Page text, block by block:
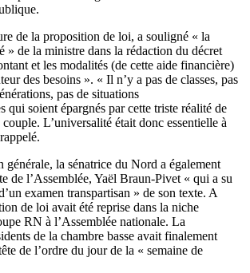
de la proposition de loi, a souligné « la
» de la ministre dans la rédaction du décret
et les modalités (de cette aide financière)
des besoins ». « Il n’y a pas de classes, pas
pas de situations
qui soient épargnés par cette triste réalité de
L’universalité était donc essentielle à
générale, la sénatrice du Nord a également
de l’Assemblée, Yaël Braun-Pivet « qui a su
examen transpartisan » de son texte. A
de loi avait été reprise dans la niche
RN à l’Assemblée nationale. La
de la chambre basse avait finalement
de l’ordre du jour de la « semaine de